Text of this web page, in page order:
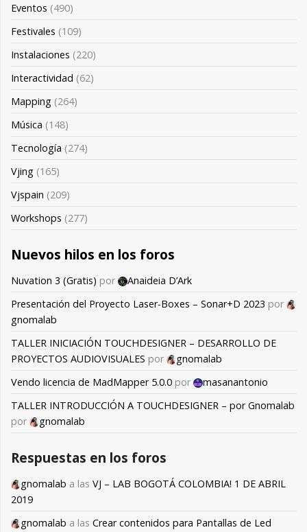
Eventos (490)
Festivales (109)
Instalaciones (220)
Interactividad (62)
Mapping (264)
Música (148)
Tecnología (274)
Vjing (165)
Vjspain (209)
Workshops (277)
Nuevos hilos en los foros
Nuvation 3 (Gratis) por
Anaideia D’Ark
Presentación del Proyecto Laser-Boxes – Sonar+D 2023 por
gnomalab
TALLER INICIACIÓN TOUCHDESIGNER – DESARROLLO DE
PROYECTOS AUDIOVISUALES por
gnomalab
Vendo licencia de MadMapper 5.0.0 por
masanantonio
TALLER INTRODUCCIÓN A TOUCHDESIGNER – por Gnomalab
por
gnomalab
Respuestas en los foros
gnomalab a las VJ – LAB BOGOTÁ COLOMBIA! 1 DE ABRIL
2019
gnomalab a las Crear contenidos para Pantallas de Led